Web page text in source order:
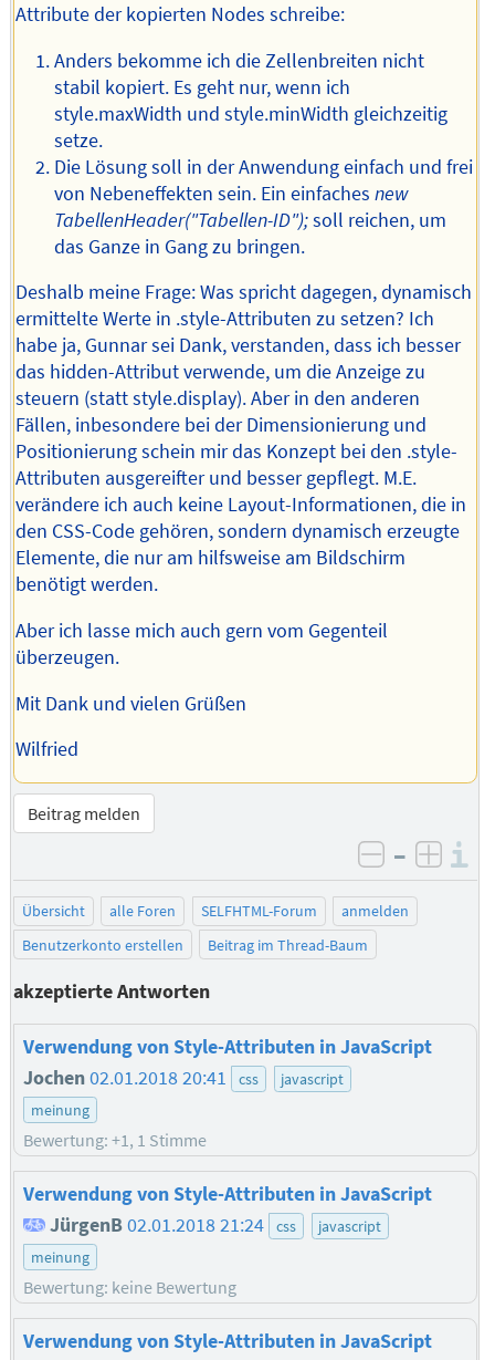
Attribute der kopierten Nodes schreibe:
Anders bekomme ich die Zellenbreiten nicht
stabil kopiert. Es geht nur, wenn ich
style.maxWidth und style.minWidth gleichzeitig
setze.
Die Lösung soll in der Anwendung einfach und frei
von Nebeneffekten sein. Ein einfachesnew
TabellenHeader("Tabellen-ID");soll reichen, um
das Ganze in Gang zu bringen.
Deshalb meine Frage: Was spricht dagegen, dynamisch
ermittelte Werte in .style-Attributen zu setzen? Ich
habe ja, Gunnar sei Dank, verstanden, dass ich besser
das hidden-Attribut verwende, um die Anzeige zu
steuern (statt style.display). Aber in den anderen
Fällen, inbesondere bei der Dimensionierung und
Positionierung schein mir das Konzept bei den .style-
Attributen ausgereifter und besser gepflegt. M.E.
verändere ich auch keine Layout-Informationen, die in
den CSS-Code gehören, sondern dynamisch erzeugte
Elemente, die nur am hilfsweise am Bildschirm
benötigt werden.
Aber ich lasse mich auch gern vom Gegenteil
überzeugen.
Mit Dank und vielen Grüßen
Wilfried
Beitrag melden
negativ
–
Übersicht alle Foren SELFHTML-Forum
anmelden
Benutzerkonto erstellen
Beitrag im Thread-Baum
akzeptierte Antworten
Verwendung von Style-Attributen in JavaScript
Jochen02.01.2018 20:41 css
javascript
meinung
Bewertung: +1, 1 Stimme
Verwendung von Style-Attributen in JavaScript
JürgenB02.01.2018 21:24 css
javascript
meinung
Bewertung: keine Bewertung
Verwendung von Style-Attributen in JavaScript